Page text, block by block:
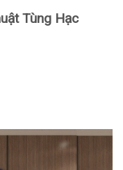
Tùng Hạc